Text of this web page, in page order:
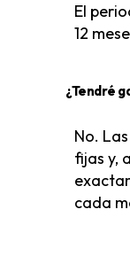
El
12
¿Tendré
No.
fijas y,
cada